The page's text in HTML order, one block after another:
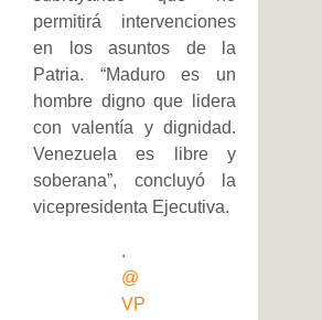
permitirá intervenciones
en los asuntos de la
Patria. “Maduro es un
hombre digno que lidera
con valentía y dignidad.
Venezuela es libre y
soberana”, concluyó la
vicepresidenta Ejecutiva.
.
@
VP